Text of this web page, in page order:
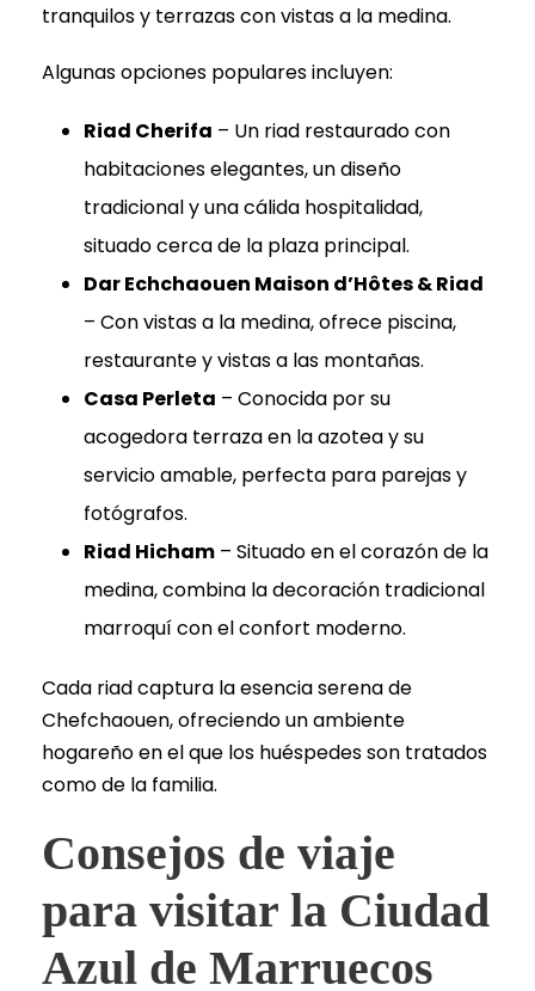
tranquilos y terrazas con vistas a la medina.
Algunas opciones populares incluyen:
Riad Cherifa – Un riad restaurado con
habitaciones elegantes, un diseño
tradicional y una cálida hospitalidad,
situado cerca de la plaza principal.
Dar Echchaouen Maison d’Hôtes & Riad
– Con vistas a la medina, ofrece piscina,
restaurante y vistas a las montañas.
Casa Perleta – Conocida por su
acogedora terraza en la azotea y su
servicio amable, perfecta para parejas y
fotógrafos.
Riad Hicham – Situado en el corazón de la
medina, combina la decoración tradicional
marroquí con el confort moderno.
Cada riad captura la esencia serena de
Chefchaouen, ofreciendo un ambiente
hogareño en el que los huéspedes son tratados
como de la familia.
Consejos de viaje
para visitar la Ciudad
Azul de Marruecos